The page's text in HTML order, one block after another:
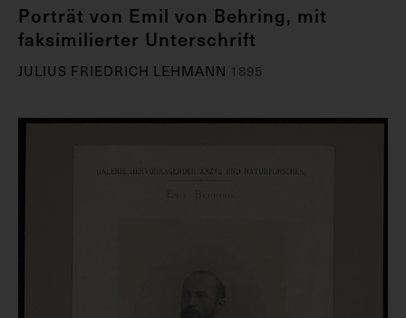
Porträt von Emil von Behring, mit
faksimilierter Unterschrift
JULIUS FRIEDRICH LEHMANN 1895